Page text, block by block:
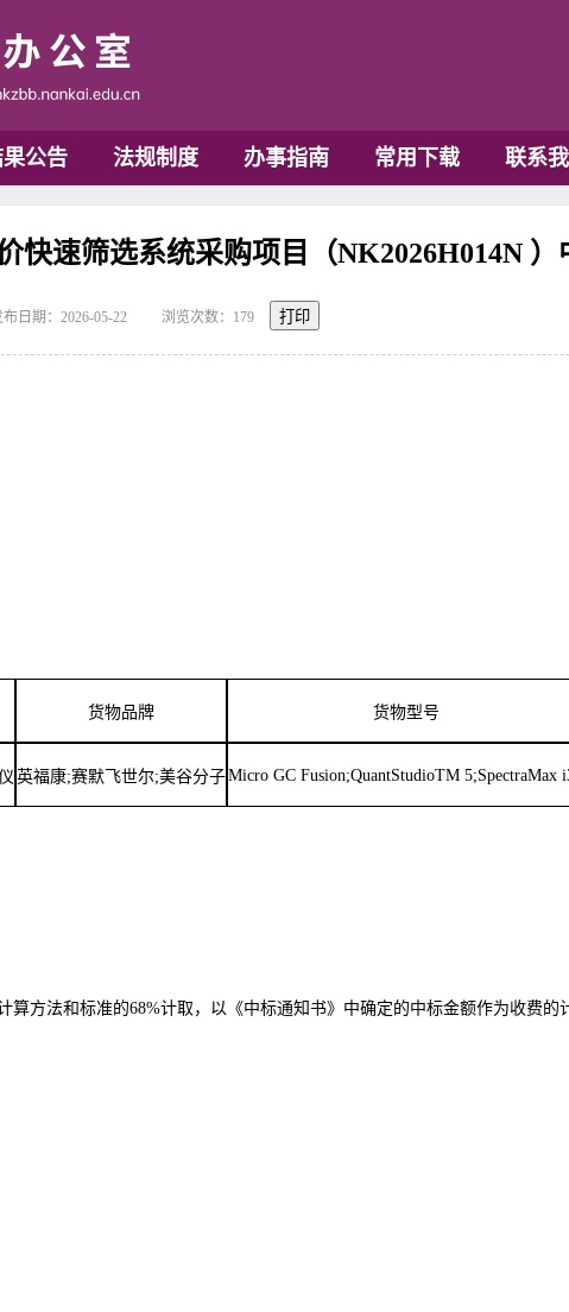
公告 法规制度 办事指南 常用下载 联系我
快速筛选系统采购项目（NK2026H014N ）
布日期：2026-05-22 浏览次数： 179 打印
货物品牌 货物型号
英福康;赛默飞世尔;美谷分子Micro GC Fusion;QuantStudioTM 5;SpectraMax
算方法和标准的68%计取，以《中标通知书》中确定的中标金额作为收费的